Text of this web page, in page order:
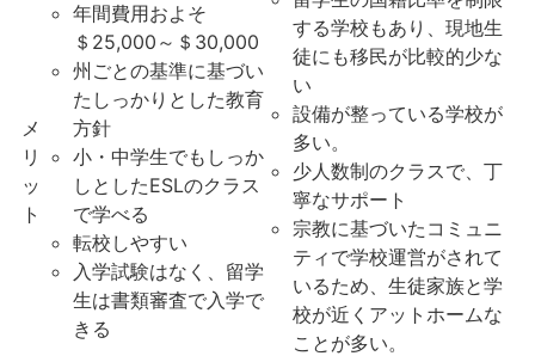
メ
リ
ッ
ト
年間費用およそ
＄25,000～＄30,000
州ごとの基準に基づい
たしっかりとした教育
方針
小・中学生でもしっか
しとしたESLのクラス
で学べる
転校しやすい
入学試験はなく、留学
生は書類審査で入学で
きる
する学校もあり、現地生
徒にも移民が比較的少な
い
設備が整っている学校が
多い。
少人数制のクラスで、丁
寧なサポート
宗教に基づいたコミュニ
ティで学校運営がされて
いるため、生徒家族と学
校が近くアットホームな
ことが多い。